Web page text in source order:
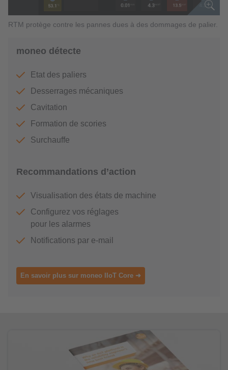
RTM protège contre les pannes dues à des dommages de palier.
moneo détecte
Etat des paliers
Desserrages mécaniques
Cavitation
Formation de scories
Surchauffe
Recommandations d’action
Visualisation des états de machine
Configurez vos réglages
pour les alarmes
Notifications par e-mail
En savoir plus sur moneo IIoT Core ➜